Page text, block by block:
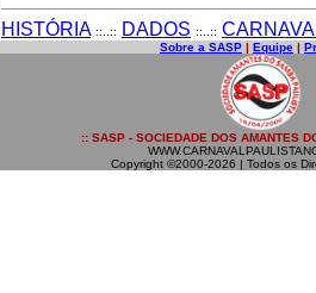
HISTÓRIA ::..:: DADOS ::..::
Sobre a SASP | Equipe |
:: SASP - SOCIEDADE DOS AMANTES
Copyright ©2000-2026 | Todos os